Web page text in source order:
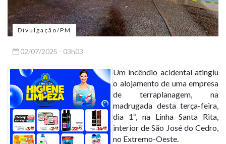
Divulgação/PM
02/07/2025 - 03h03
Um incêndio acidental atingiu
o alojamento de uma empresa
de terraplanagem, na
madrugada desta terça-feira,
dia 1º, na Linha Santa Rita,
interior de São José do Cedro,
no Extremo-Oeste.